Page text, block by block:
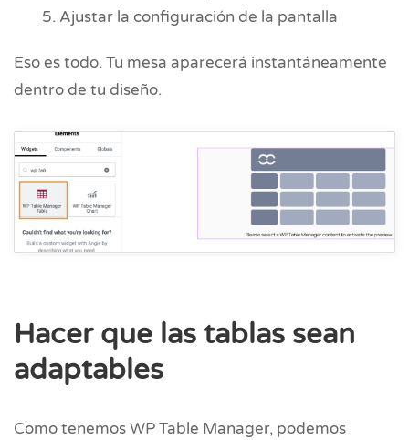
Ajustar la configuración de la pantalla
Eso es todo. Tu mesa aparecerá instantáneamente
dentro de tu diseño.
Hacer que las tablas sean
adaptables
Como tenemos WP Table Manager, podemos